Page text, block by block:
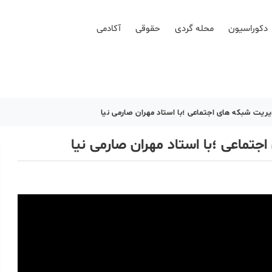
دکوراسیون محله گردی حقوقی آکادمی
شبکه های اجتماعی ؛با استاد مهران صارمی نیا
؛با استاد مهران صارمی نیا